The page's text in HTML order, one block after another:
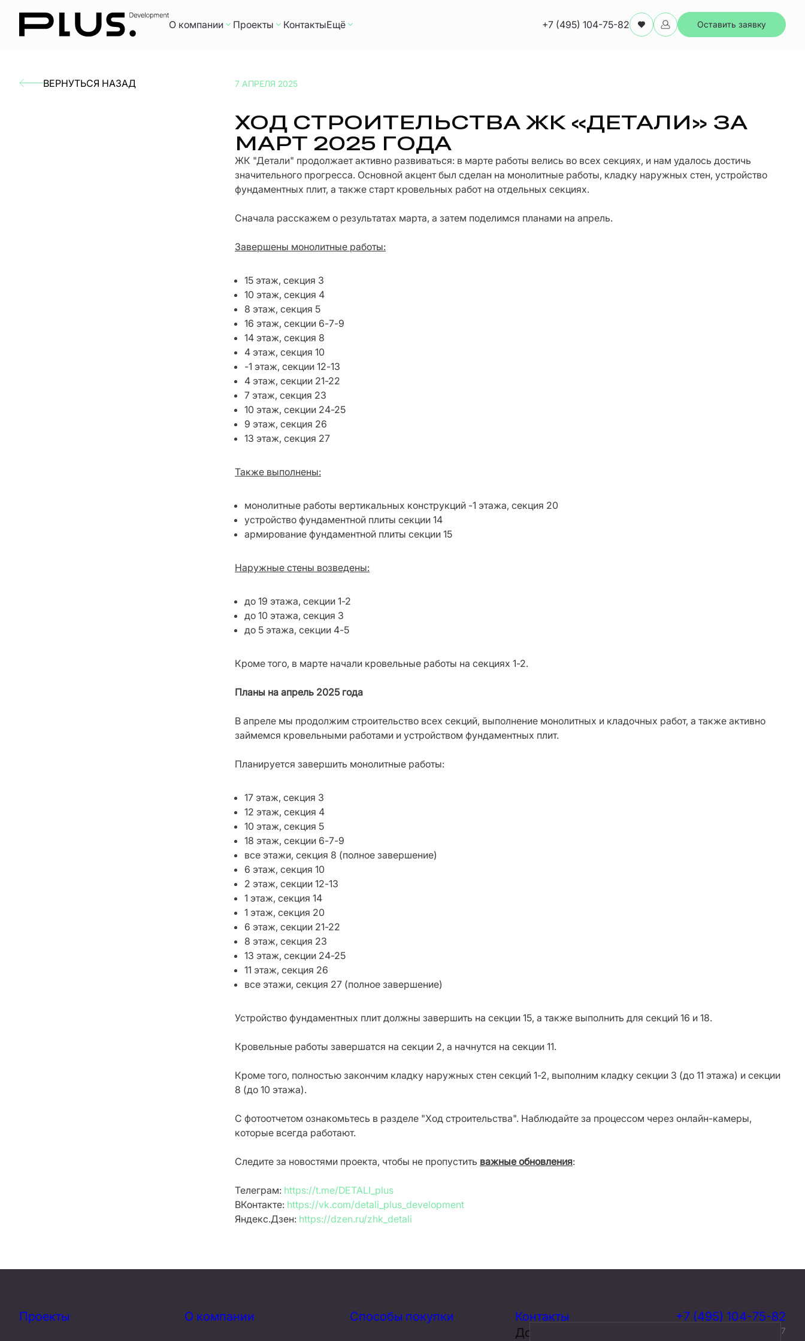
О компании Проекты КонтактыЕщё +7 (495) 104-75-82 Оставить заявку
ВЕРНУТЬСЯ НАЗАД 7 АПРЕЛЯ 2025
ХОД СТРОИТЕЛЬСТВА ЖК «ДЕТАЛИ» ЗА
МАРТ 2025 ГОДА
ЖК "Детали" продолжает активно развиваться: в марте работы велись во всех секциях, и нам удалось достичь
значительного прогресса. Основной акцент был сделан на монолитные работы, кладку наружных стен, устройство
фундаментных плит, а также старт кровельных работ на отдельных секциях.
Сначала расскажем о результатах марта, а затем поделимся планами на апрель.
Завершены монолитные работы:
15 этаж, секция 3
10 этаж, секция 4
8 этаж, секция 5
16 этаж, секции 6-7-9
14 этаж, секция 8
4 этаж, секция 10
-1 этаж, секции 12-13
4 этаж, секции 21-22
7 этаж, секция 23
10 этаж, секции 24-25
9 этаж, секция 26
13 этаж, секция 27
Также выполнены:
монолитные работы вертикальных конструкций -1 этажа, секция 20
устройство фундаментной плиты секции 14
армирование фундаментной плиты секции 15
Наружные стены возведены:
до 19 этажа, секции 1-2
до 10 этажа, секция 3
до 5 этажа, секции 4-5
Кроме того, в марте начали кровельные работы на секциях 1-2.
Планы на апрель 2025 года
В апреле мы продолжим строительство всех секций, выполнение монолитных и кладочных работ, а также активно
займемся кровельными работами и устройством фундаментных плит.
Планируется завершить монолитные работы:
17 этаж, секция 3
12 этаж, секция 4
10 этаж, секция 5
18 этаж, секции 6-7-9
все этажи, секция 8 (полное завершение)
6 этаж, секция 10
2 этаж, секции 12-13
1 этаж, секция 14
1 этаж, секция 20
6 этаж, секции 21-22
8 этаж, секция 23
13 этаж, секции 24-25
11 этаж, секция 26
все этажи, секция 27 (полное завершение)
Устройство фундаментных плит должны завершить на секции 15, а также выполнить для секций 16 и 18.
Кровельные работы завершатся на секции 2, а начнутся на секции 11.
Кроме того, полностью закончим кладку наружных стен секций 1-2, выполним кладку секции 3 (до 11 этажа) и секции
8 (до 10 этажа).
С фотоотчетом ознакомьтесь в разделе "Ход строительства". Наблюдайте за процессом через онлайн-камеры,
которые всегда работают.
Следите за новостями проекта, чтобы не пропустить важные обновления:
Телеграм: https://t.me/DETALI_plus
ВКонтакте: https://vk.com/detali_plus_development
Яндекс.Дзен: https://dzen.ru/zhk_detali
Проекты О компании Способы покупки
Контакты
Документы
+7 (495) 104-75-82
г. Москва, ул. Петровка, д. 7